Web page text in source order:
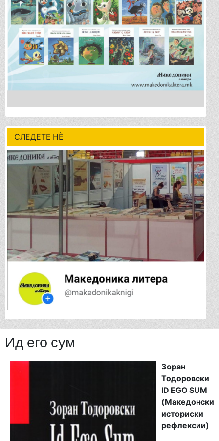
СЛЕДЕТЕ НÈ
Ид его сум
Зоран
Тодоровски
ID EGO SUM
(Македонски
историски
рефлексии)